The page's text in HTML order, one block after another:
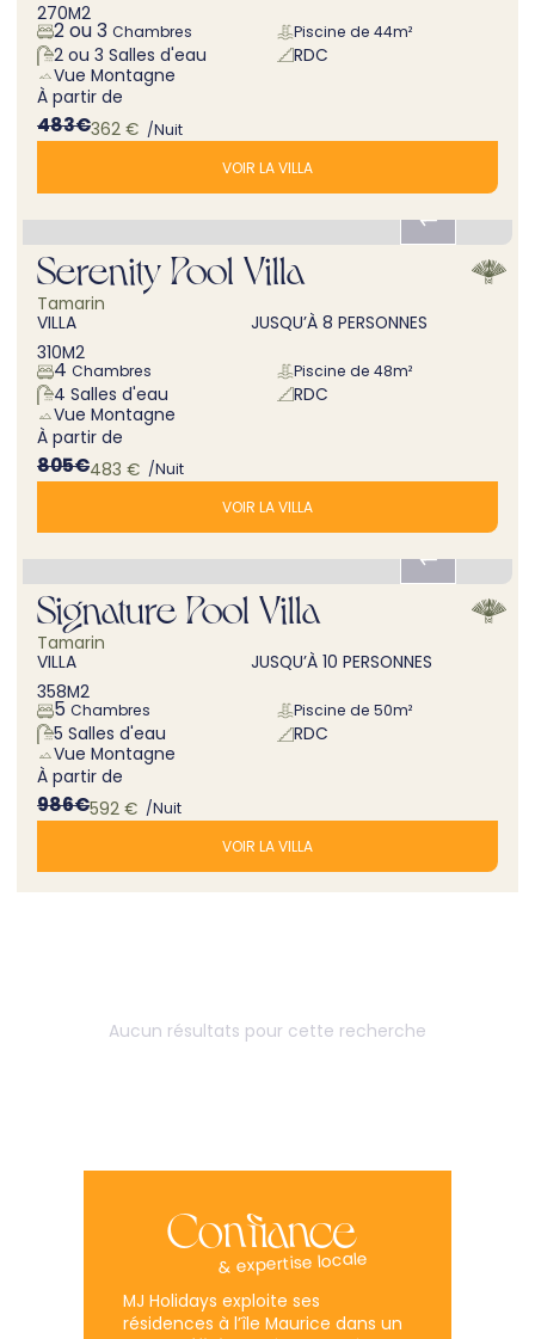
270M2
2 ou 3 Chambres Piscine de 44m²
2 ou 3 Salles d'eau
RDC
Vue Montagne
À partir de
483€362 € /Nuit
VOIR LA VILLA
Offre réservation anticipée J-90
Serenity Pool Villa
Tamarin
VILLA
JUSQU’À 8 PERSONNES
310M2
4 Chambres Piscine de 48m²
4 Salles d'eau
RDC
Vue Montagne
À partir de
805€483 € /Nuit
VOIR LA VILLA
Offre long séjour
Signature Pool Villa
Tamarin
VILLA
JUSQU’À 10 PERSONNES
358M2
5 Chambres Piscine de 50m²
5 Salles d'eau
RDC
Vue Montagne
À partir de
986€592 € /Nuit
VOIR LA VILLA
Aucun résultats pour cette recherche
Confiance
& expertise locale
MJ Holidays exploite ses
résidences à l’île Maurice dans un